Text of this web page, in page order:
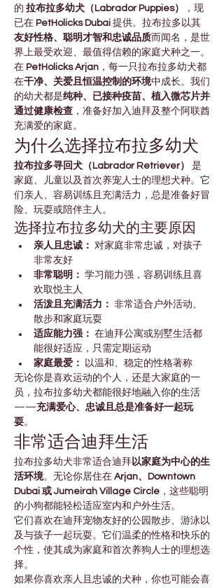
的 拉布拉多幼犬（Labrador Puppies）
，现
已在 PetHolicks Dubai 提供。拉布拉多以其
友好性格、聪明才智和忠诚品质而闻名，是世
界上最受欢迎、最值得信赖的家庭犬种之一。
在 PetHolicks Arjan ，每一只拉布拉多幼犬都
在干净、关爱且恒温控制的环境中成长。我们
的幼犬都是纯种、已接种疫苗、植入微芯片并
通过健康检查 ，准备好加入迪拜及整个阿联酋
充满爱的家庭。
为什么选择拉布拉多幼犬
拉布拉多寻回犬（Labrador Retriever）
是
家庭、儿童以及首次养宠人士的理想犬种。它
们亲人、容易训练且充满活力，总是准备好冒
险、玩耍或陪伴主人。
选择拉布拉多幼犬的主要原因
亲人且忠诚： 对家庭非常忠诚，对孩子
非常友好
非常聪明： 学习能力强，容易训练且喜
欢取悦主人
活泼且充满活力： 非常适合户外活动、
散步和家庭玩耍
适应能力强： 在迪拜公寓或别墅生活都
能很好适应，只需定期运动
家庭最爱：
以温和、稳定的性格著称
无论你是喜欢运动的个人，还是大家庭的一
员，拉布拉多幼犬都能很好地融入你的生活
——充满爱心、忠诚且总是准备好一起玩
耍。
非常适合迪拜生活
拉布拉多幼犬非常适合迪拜以家庭为中心的生
活环境。无论你居住在 Arjan、Downtown
Dubai 或 Jumeirah Village Circle ，这些聪明
的小狗都能轻松适应室内和户外生活。
它们喜欢在迪拜宠物友好的公园散步、游泳以
及与孩子一起玩耍。它们温柔的性格和快乐的
个性，使其成为家庭和首次养狗人士的理想选
择。
如果你喜欢亲人且忠诚的犬种，你也可能会喜